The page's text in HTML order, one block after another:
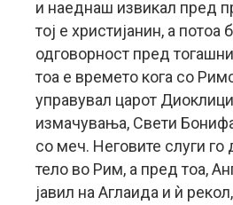
и наеднаш извикал пред
тој е христијанин, а потоа
одговорност пред
тоа е времето кога со
управувал царот
измачувања, Свети
со меч. Неговите слуги го
тело во Рим, а пред тоа,
јавил на Аглаида и ѝ